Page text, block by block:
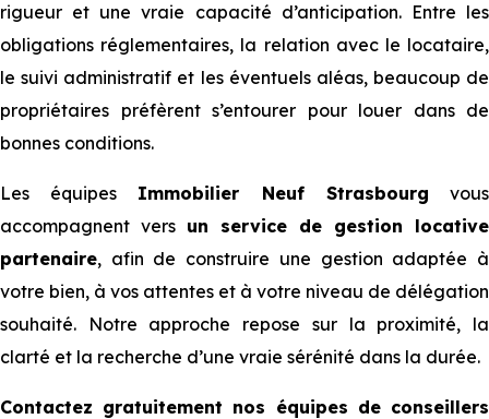
rigueur et une vraie capacité d’anticipation. Entre les
obligations réglementaires, la relation avec le locataire,
le suivi administratif et les éventuels aléas, beaucoup de
propriétaires préfèrent s’entourer pour louer dans de
bonnes conditions.
Les équipes Immobilier Neuf Strasbourg vous
accompagnent vers un service de gestion locative
partenaire, afin de construire une gestion adaptée à
votre bien, à vos attentes et à votre niveau de délégation
souhaité. Notre approche repose sur la proximité, la
clarté et la recherche d’une vraie sérénité dans la durée.
Contactez gratuitement nos équipes de conseillers